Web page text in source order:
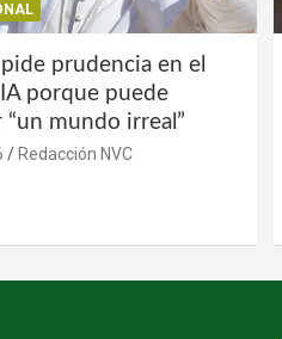
prudencia en el
porque puede
mundo irreal”
Redacción NVC